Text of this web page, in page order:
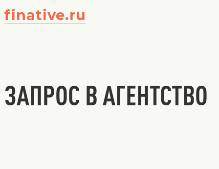
finative.ru
ЗАПРОС В АГЕНТСТВО